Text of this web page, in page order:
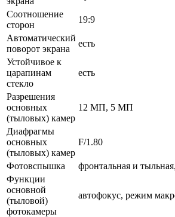
Соотношение
сторон
19:9
Автоматический
поворот экрана
есть
Устойчивое к
царапинам
стекло
есть
Разрешения
основных
(тыловых) камер
12 МП, 5 МП
Диафрагмы
основных
(тыловых) камер
F/1.80
Фотовспышка
фронтальная и
Функции
основной
(тыловой)
фотокамеры
автофокус, режим